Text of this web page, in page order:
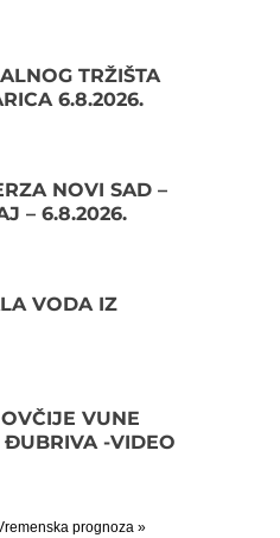
TRŽIŠTA
6.8.2026.
NOVI SAD –
– 6.8.2026.
VODA IZ
VUNE
-VIDEO